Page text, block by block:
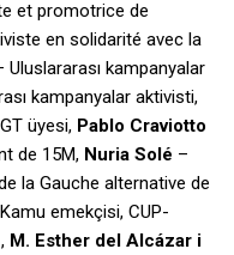
et promotrice de
en solidarité avec la
Uluslararası kampanyalar
kampanyalar aktivisti,
üyesi, Pablo Craviotto
de 15M, Nuria Solé –
la Gauche alternative de
emekçisi, CUP-
M. Esther del Alcázar i